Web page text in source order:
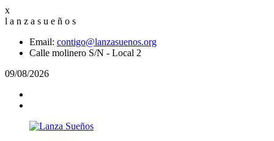
x
l a n z a s u e ñ o s
Email: contigo@lanzasuenos.org
Calle molinero S/N - Local 2
09/08/2026